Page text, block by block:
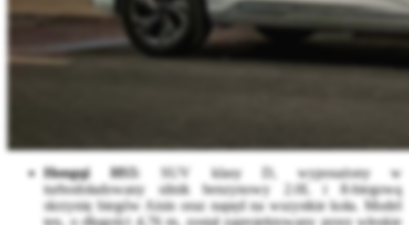
Hongqi HS5: SUV klasy D, wyposażony w
turbodoładowany silnik benzynowy 2.0L i 8-biegową
skrzynię biegów Aisin oraz napęd na wszystkie koła. Model
ten, o długości 4,76 m, został zaprojektowany przez włoskie